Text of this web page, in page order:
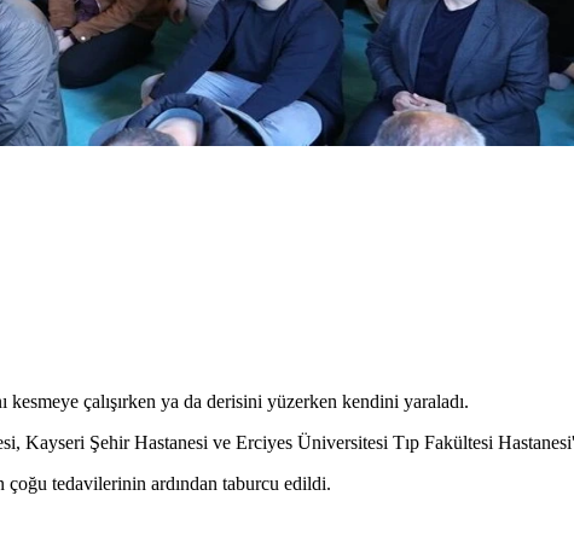
kesmeye çalışırken ya da derisini yüzerken kendini yaraladı.
Kayseri Şehir Hastanesi ve Erciyes Üniversitesi Tıp Fakültesi
çoğu tedavilerinin ardından taburcu edildi.